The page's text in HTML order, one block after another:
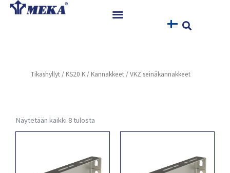
Siirry
Referenssit
Yhteystiedot
Tikashyllyt / KS20 K / Kannakkeet / VKZ seinäkannakkeet
Näytetään kaikki 8 tulosta